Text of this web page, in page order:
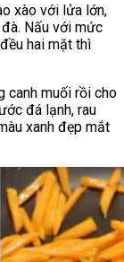
xào với lửa lớn,
Nấu với mức
hai mặt thì
canh muối rồi cho
đá lạnh, rau
xanh đẹp mắt